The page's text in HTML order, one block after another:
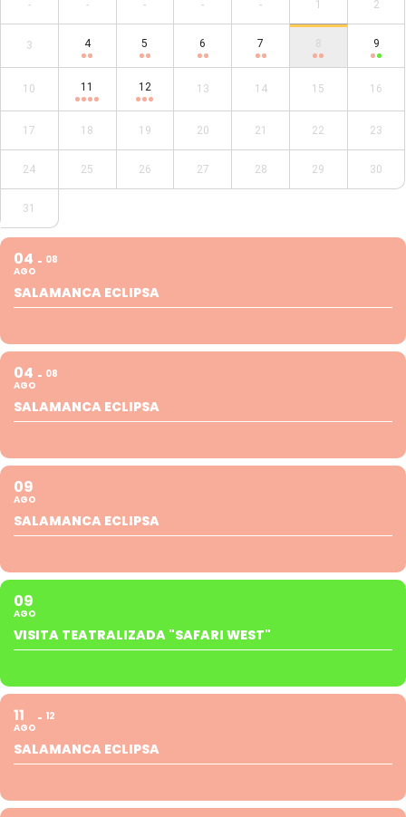
- - - - - 1 2
3 4 5 6 7 8 9
10 11 12 13 14 15 16
17 18 19 20 21 22 23
24 25 26 27 28 29 30
31
04
AGO
08
SALAMANCA ECLIPSA
04
AGO
08
SALAMANCA ECLIPSA
09
AGO
SALAMANCA ECLIPSA
09
AGO
VISITA TEATRALIZADA "SAFARI WEST"
11
AGO
12
SALAMANCA ECLIPSA